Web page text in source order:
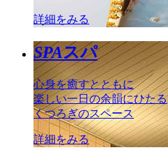
詳細をみる
SPAスパ
心身を癒すとともに
楽しい一日の余韻にひたる
くつろぎのスペース
詳細をみる